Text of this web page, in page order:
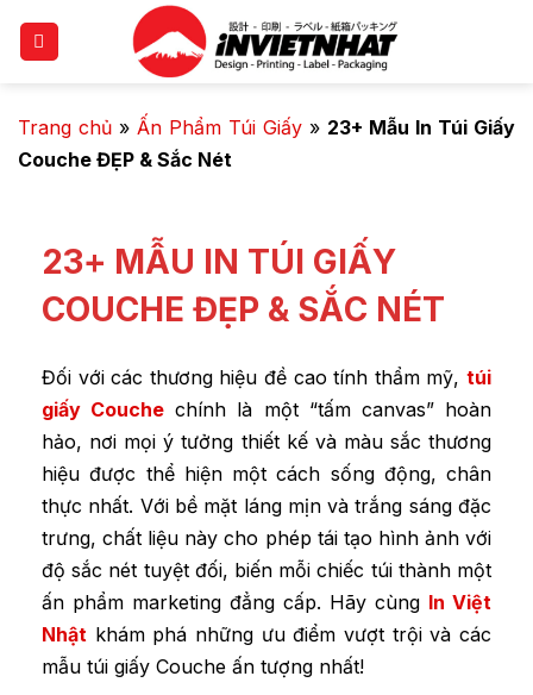
Trang chủ » Ấn Phẩm Túi Giấy » 23+ Mẫu In Túi Giấy
Couche ĐẸP & Sắc Nét
23+ MẪU IN TÚI GIẤY
COUCHE ĐẸP & SẮC NÉT
Đối với các thương hiệu đề cao tính thẩm mỹ, túi
giấy Couche chính là một “tấm canvas” hoàn
hảo, nơi mọi ý tưởng thiết kế và màu sắc thương
hiệu được thể hiện một cách sống động, chân
thực nhất. Với bề mặt láng mịn và trắng sáng đặc
trưng, chất liệu này cho phép tái tạo hình ảnh với
độ sắc nét tuyệt đối, biến mỗi chiếc túi thành một
ấn phẩm marketing đẳng cấp. Hãy cùng In Việt
Nhật khám phá những ưu điểm vượt trội và các
mẫu túi giấy Couche ấn tượng nhất!